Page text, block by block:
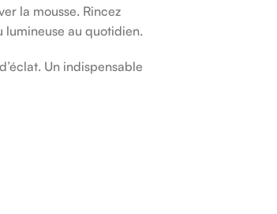
la mousse. Rincez
lumineuse au quotidien.
Un indispensable